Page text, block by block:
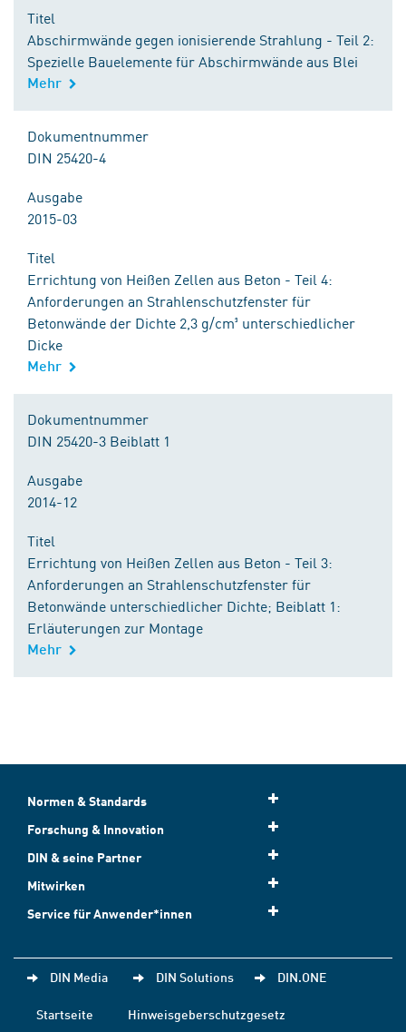
Titel
Abschirmwände gegen ionisierende Strahlung - Teil 2:
Spezielle Bauelemente für Abschirmwände aus Blei
Mehr
Dokumentnummer
DIN 25420-4
Ausgabe
2015-03
Titel
Errichtung von Heißen Zellen aus Beton - Teil 4:
Anforderungen an Strahlenschutzfenster für
Betonwände der Dichte 2,3 g/cm³ unterschiedlicher
Dicke
Mehr
Dokumentnummer
DIN 25420-3 Beiblatt 1
Ausgabe
2014-12
Titel
Errichtung von Heißen Zellen aus Beton - Teil 3:
Anforderungen an Strahlenschutzfenster für
Betonwände unterschiedlicher Dichte; Beiblatt 1:
Erläuterungen zur Montage
Mehr
Normen & Standards
Forschung & Innovation
DIN & seine Partner
Mitwirken
Service für Anwender*innen
DIN Media DIN Solutions DIN.ONE
Startseite
Hinweisgeberschutzgesetz